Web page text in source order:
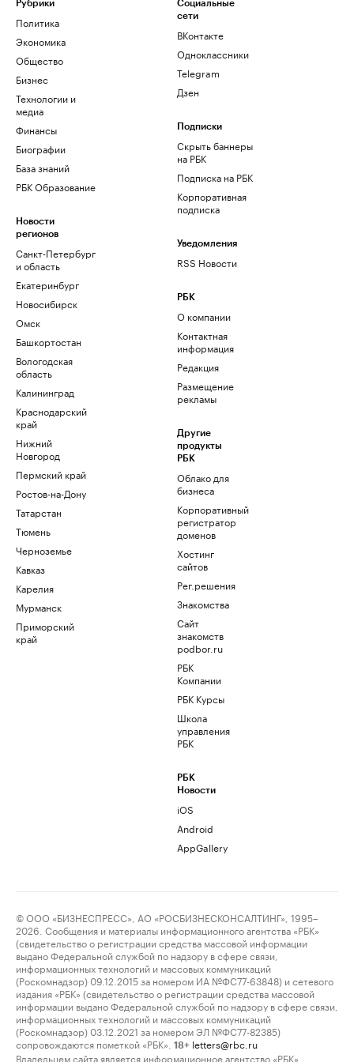
Рубрики
Политика
Экономика
Общество
Бизнес
Технологии и
медиа
Финансы
Биографии
База знаний
РБК Образование
Новости
регионов
Санкт-Петербург
и область
Екатеринбург
Новосибирск
Омск
Башкортостан
Вологодская
область
Калининград
Краснодарский
край
Нижний
Новгород
Пермский край
Ростов-на-Дону
Татарстан
Тюмень
Черноземье
Кавказ
Карелия
Мурманск
Приморский
край
Социальные
сети
ВКонтакте
Одноклассники
Telegram
Дзен
Подписки
Скрыть баннеры
на РБК
Подписка на РБК
Корпоративная
подписка
Уведомления
RSS Новости
РБК
О компании
Контактная
информация
Редакция
Размещение
рекламы
Другие
продукты
РБК
Облако для
бизнеса
Корпоративный
регистратор
доменов
Хостинг
сайтов
Рег.решения
Знакомства
Сайт
знакомств
podbor.ru
РБК
Компании
РБК Курсы
Школа
управления
РБК
РБК
Новости
iOS
Android
AppGallery
© ООО «БИЗНЕСПРЕСС», АО «РОСБИЗНЕСКОНСАЛТИНГ», 1995–
2026. Сообщения и материалы информационного агентства «РБК»
(свидетельство о регистрации средства массовой информации
выдано Федеральной службой по надзору в сфере связи,
информационных технологий и массовых коммуникаций
(Роскомнадзор) 09.12.2015 за номером ИА №ФС77-63848) и сетевого
издания «РБК» (свидетельство о регистрации средства массовой
информации выдано Федеральной службой по надзору в сфере связи,
информационных технологий и массовых коммуникаций
(Роскомнадзор) 03.12.2021 за номером ЭЛ №ФС77-82385)
сопровождаются пометкой «РБК».
18+ letters@rbc.ru
Владельцем сайта является информационное агентство «РБК».